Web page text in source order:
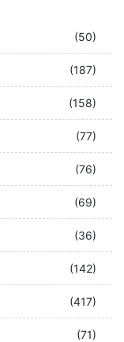
(50)
(187)
(158)
(77)
(76)
(69)
(36)
(142)
(417)
(71)